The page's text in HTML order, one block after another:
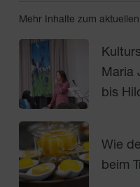
Mehr Inhalte zum
Maria
bis
Wie
beim